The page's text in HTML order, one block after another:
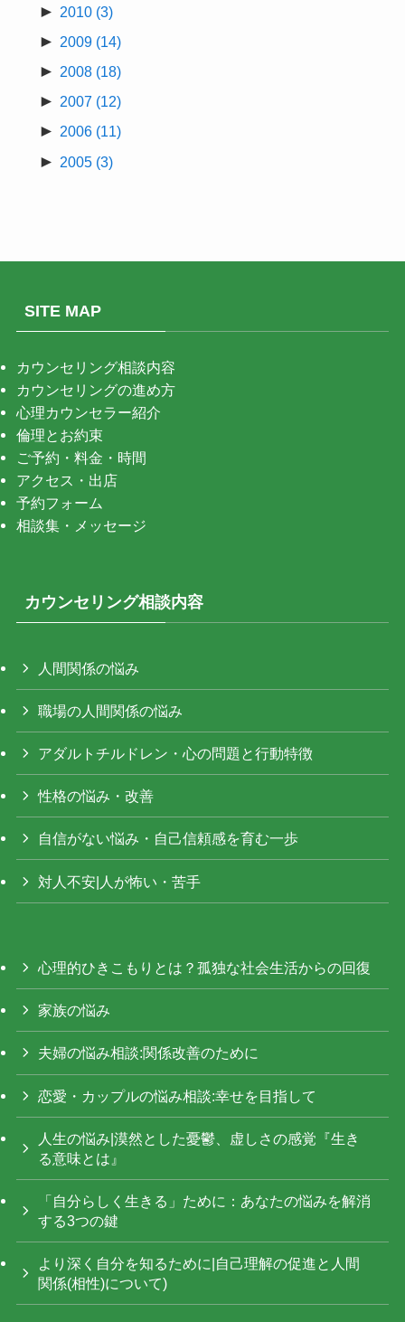
► 2010 (3)
► 2009 (14)
► 2008 (18)
► 2007 (12)
► 2006 (11)
► 2005 (3)
SITE MAP
カウンセリング相談内容
カウンセリングの進め方
心理カウンセラー紹介
倫理とお約束
ご予約・料金・時間
アクセス・出店
予約フォーム
相談集・メッセージ
カウンセリング相談内容
人間関係の悩み
職場の人間関係の悩み
アダルトチルドレン・心の問題と行動特徴
性格の悩み・改善
自信がない悩み・自己信頼感を育む一歩
対人不安|人が怖い・苦手
心理的ひきこもりとは？孤独な社会生活からの回復
家族の悩み
夫婦の悩み相談:関係改善のために
恋愛・カップルの悩み相談:幸せを目指して
人生の悩み|漠然とした憂鬱、虚しさの感覚『生き
る意味とは』
「自分らしく生きる」ために：あなたの悩みを解消
する3つの鍵
より深く自分を知るために|自己理解の促進と人間
関係(相性)について)